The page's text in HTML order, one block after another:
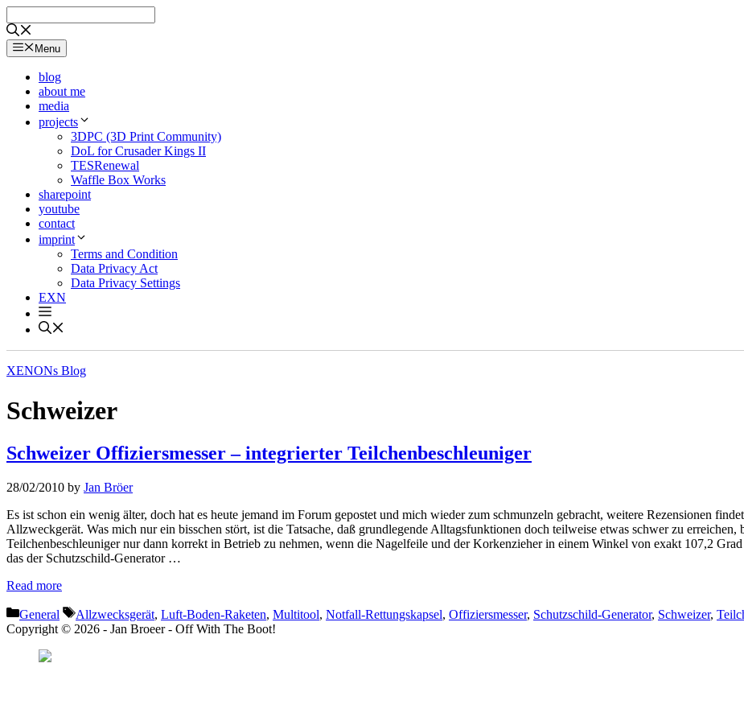
to
content
Menu
blog
about me
media
projects
3DPC (3D Print Community)
DoL for Crusader Kings II
TESRenewal
Waffle Box Works
sharepoint
youtube
contact
imprint
Terms and Condition
Data Privacy Act
Data Privacy Settings
EXN
XENONs Blog
Schweizer
Schweizer Offiziersmesser – integrierter Teilchenbeschleuniger
28/02/2010 by Jan Bröer
Es ist schon ein wenig älter, doch hat es heute jemand im Forum gepostet und mich wieder zum schmunzeln gebracht, weitere Rezensionen
Allzweckgerät. Was mich nur ein bisschen stört, ist die Tatsache, daß grundlegende Alltagsfunktionen doch teilweise etwas schwer zu
Teilchenbeschleuniger nur dann korrekt in Betrieb zu nehmen, wenn die Nagelfeile und der Korkenzieher in einem Winkel von exakt 107,2
das der Schutzschild-Generator …
Read more
Categories
General Tags
Allzwecksgerät, Luft-Boden-Raketen, Multitool, Notfall-Rettungskapsel, Offiziersmesser, Schutzschild-Generator, Schweizer,
Copyright © 2026 - Jan Broeer - Off With The Boot!